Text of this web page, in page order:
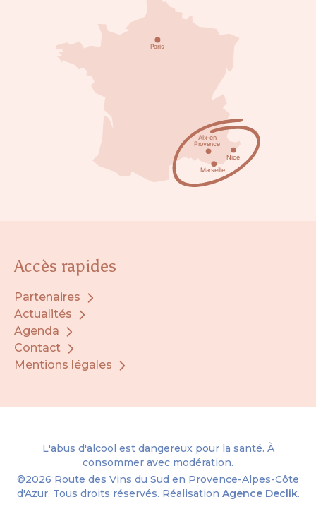
Accès rapides
Partenaires
Actualités
Agenda
Contact
Mentions légales
L'abus d'alcool est dangereux pour la santé. À
consommer avec modération.
©2026 Route des Vins du Sud en Provence-Alpes-Côte
d'Azur. Tous droits réservés. Réalisation Agence Declik.